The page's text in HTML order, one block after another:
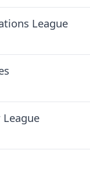
League